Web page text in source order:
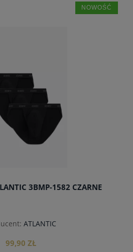
3BMP-1582 CZARNE
ATLANTIC
99,90 ZŁ
NOWOŚĆ